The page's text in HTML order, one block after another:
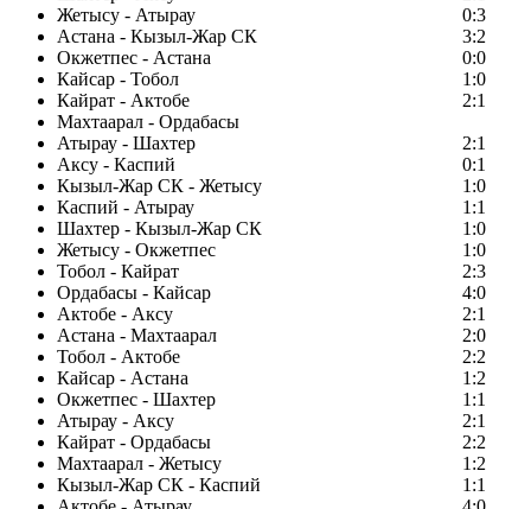
Жетысу - Атырау
0:3
Астана - Кызыл-Жар СК
3:2
Окжетпес - Астана
0:0
Кайсар - Тобол
1:0
Кайрат - Актобе
2:1
Махтаарал - Ордабасы
Атырау - Шахтер
2:1
Аксу - Каспий
0:1
Кызыл-Жар СК - Жетысу
1:0
Каспий - Атырау
1:1
Шахтер - Кызыл-Жар СК
1:0
Жетысу - Окжетпес
1:0
Тобол - Кайрат
2:3
Ордабасы - Кайсар
4:0
Актобе - Аксу
2:1
Астана - Махтаарал
2:0
Тобол - Актобе
2:2
Кайсар - Астана
1:2
Окжетпес - Шахтер
1:1
Атырау - Аксу
2:1
Кайрат - Ордабасы
2:2
Махтаарал - Жетысу
1:2
Кызыл-Жар СК - Каспий
1:1